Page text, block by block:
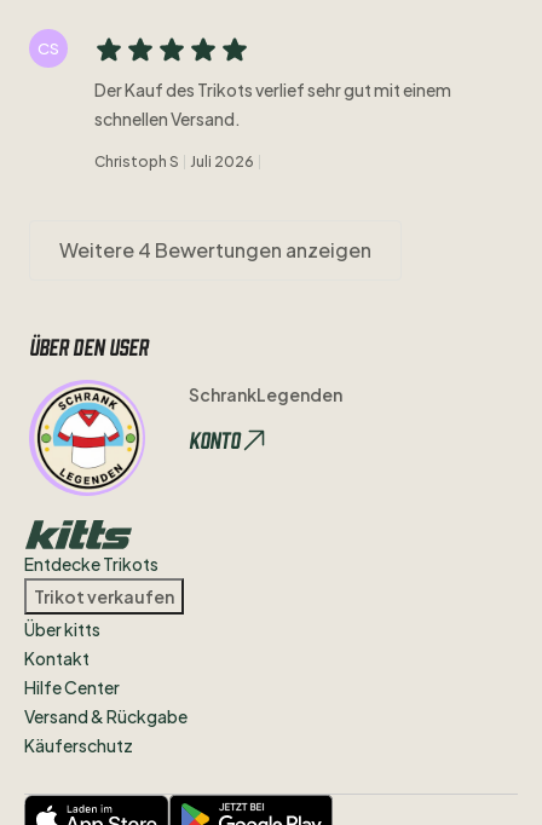
CS
Der Kauf des Trikots verlief sehr gut mit einem
schnellen Versand.
Christoph S Juli 2026
Weitere 4 Bewertungen anzeigen
Über den user
SchrankLegenden
Konto
Entdecke Trikots
Trikot verkaufen
Über kitts
Kontakt
Hilfe Center
Versand & Rückgabe
Käuferschutz